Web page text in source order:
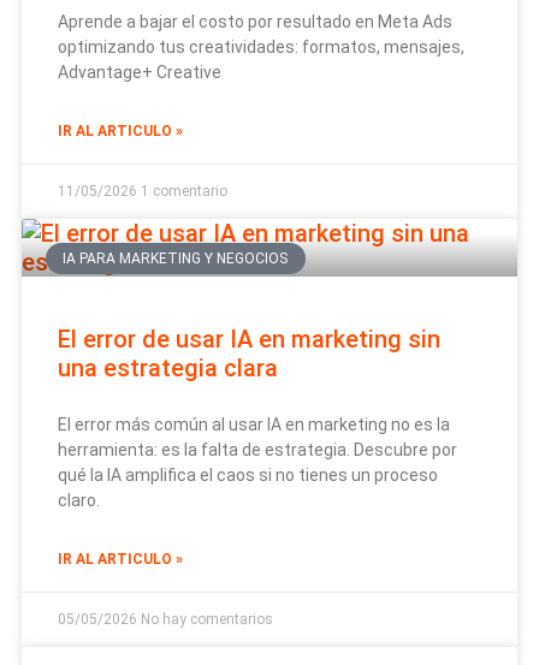
Aprende a bajar el costo por resultado en Meta Ads
optimizando tus creatividades: formatos, mensajes,
Advantage+ Creative
IR AL ARTICULO »
11/05/2026 1 comentario
IA PARA MARKETING Y NEGOCIOS
El error de usar IA en marketing sin
una estrategia clara
El error más común al usar IA en marketing no es la
herramienta: es la falta de estrategia. Descubre por
qué la IA amplifica el caos si no tienes un proceso
claro.
IR AL ARTICULO »
05/05/2026 No hay comentarios